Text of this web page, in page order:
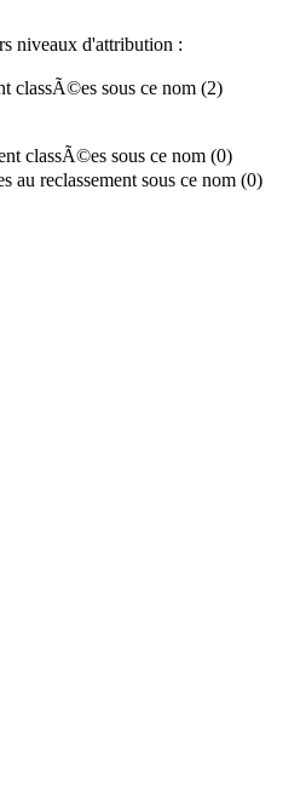
niveaux d'attribution :
classÃ©es sous ce nom (2)
classÃ©es sous ce nom (0)
au reclassement sous ce nom (0)